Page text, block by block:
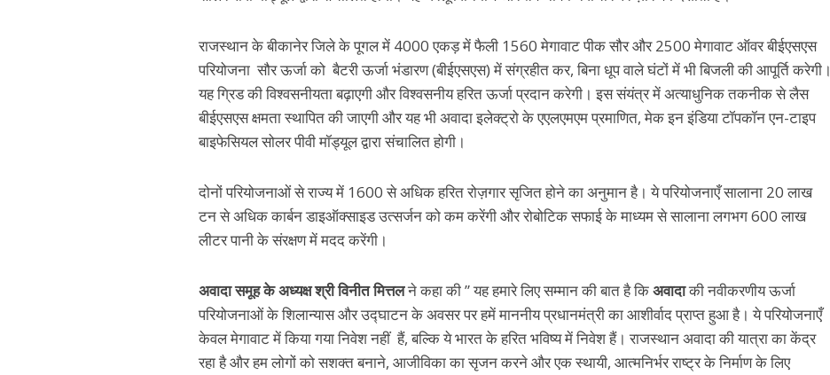
राजस्थान के बीकानेर जिले के पूगल में 4000 एकड़ में फैली 1560 मेगावाट पीक सौर और 2500 मेगावाट ऑवर बीईएसएस
परियोजना सौर ऊर्जा को बैटरी ऊर्जा भंडारण (बीईएसएस) में संग्रहीत कर, बिना धूप वाले घंटों में भी बिजली की आपूर्ति करेगी।
यह ग्रिड की विश्वसनीयता बढ़ाएगी और विश्वसनीय हरित ऊर्जा प्रदान करेगी। इस संयंत्र में अत्याधुनिक तकनीक से लैस
बीईएसएस क्षमता स्थापित की जाएगी और यह भी अवादा इलेक्ट्रो के एएलएमएम प्रमाणित, मेक इन इंडिया टॉपकॉन एन-टाइप
बाइफेसियल सोलर पीवी मॉड्यूल द्वारा संचालित होगी।
दोनों परियोजनाओं से राज्य में 1600 से अधिक हरित रोज़गार सृजित होने का अनुमान है। ये परियोजनाएँ सालाना 20 लाख
टन से अधिक कार्बन डाइऑक्साइड उत्सर्जन को कम करेंगी और रोबोटिक सफाई के माध्यम से सालाना लगभग 600 लाख
लीटर पानी के संरक्षण में मदद करेंगी।
अवादा समूह के अध्यक्ष श्री विनीत मित्तलने कहा की ” यह हमारे लिए सम्मान की बात है किअवादाकी नवीकरणीय ऊर्जा
परियोजनाओं के शिलान्यास और उद्घाटन के अवसर पर हमें माननीय प्रधानमंत्री का आशीर्वाद प्राप्त हुआ है। ये परियोजनाएँ
केवल मेगावाट में किया गया निवेश नहीं हैं, बल्कि ये भारत के हरित भविष्य में निवेश हैं। राजस्थान अवादा की यात्रा का केंद्र
रहा है और हम लोगों को सशक्त बनाने, आजीविका का सृजन करने और एक स्थायी, आत्मनिर्भर राष्ट्र के निर्माण के लिए